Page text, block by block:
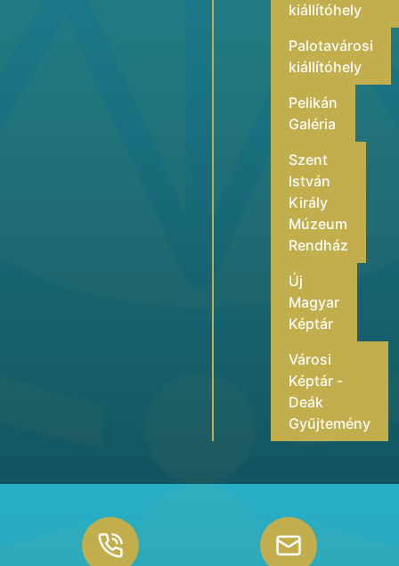
kiállítóhely
Palotavárosi
kiállítóhely
Pelikán
Galéria
Szent
István
Király
Múzeum
Rendház
Új
Magyar
Képtár
Városi
Képtár -
Deák
Gyűjtemény